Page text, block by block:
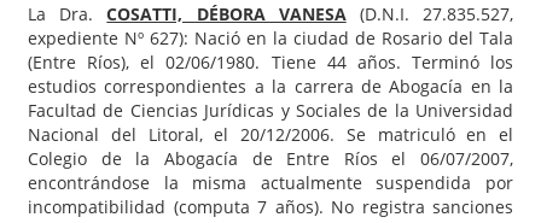
La Dra. COSATTI, DÉBORA VANESA(D.N.I. 27.835.527,
expediente Nº 627): Nació en la ciudad de Rosario del Tala
(Entre Ríos), el 02/06/1980. Tiene 44 años. Terminó los
estudios correspondientes a la carrera de Abogacía en la
Facultad de Ciencias Jurídicas y Sociales de la Universidad
Nacional del Litoral, el 20/12/2006. Se matriculó en el
Colegio de la Abogacía de Entre Ríos el 06/07/2007,
encontrándose la misma actualmente suspendida por
incompatibilidad (computa 7 años). No registra sanciones